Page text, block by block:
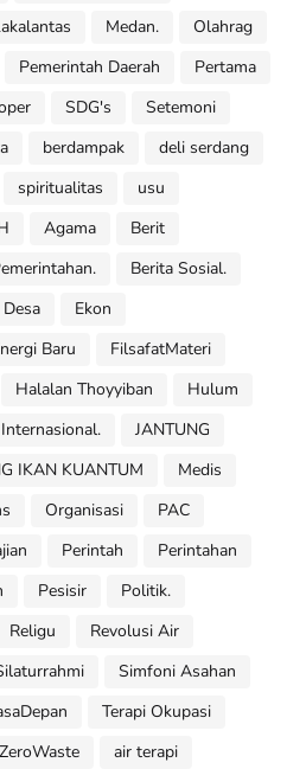
Medan.
Olahrag
Pemerintah Daerah
Pertama
SDG's
Setemoni
berdampak
deli serdang
spiritualitas
usu
Agama
Berit
Berita Sosial.
Desa
Ekon
Baru
FilsafatMateri
Halalan Thoyyiban
Hulum
Internasional.
JANTUNG
IKAN KUANTUM
Medis
Organisasi
PAC
Perintah
Perintahan
Pesisir
Politik.
Religu
Revolusi Air
Simfoni Asahan
Terapi Okupasi
ZeroWaste
air terapi